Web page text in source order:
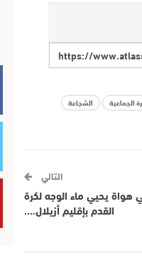
الجماعية
الشجاعة
التالي
هواة يحيي ماء الوجه لكرة
القدم بإقليم أزيلال….